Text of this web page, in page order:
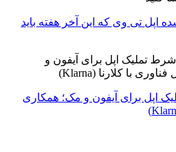
اپل تی وی که این آخر هفته باید
اپل برای آیفون و مک؛ همکاری